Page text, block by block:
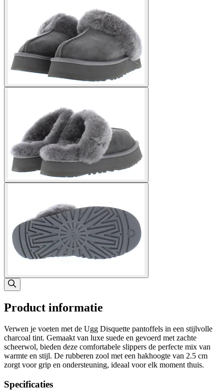
Product informatie
Verwen je voeten met de Ugg Disquette pantoffels in een stijlvolle
charcoal tint. Gemaakt van luxe suede en gevoerd met zachte
scheerwol, bieden deze comfortabele slippers de perfecte mix van
warmte en stijl. De rubberen zool met een hakhoogte van 2.5 cm
zorgt voor grip en ondersteuning, ideaal voor elk moment thuis.
Specificaties